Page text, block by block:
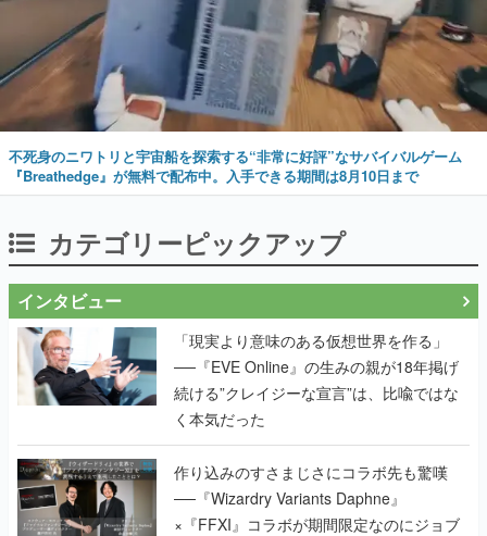
不死身のニワトリと宇宙船を探索する“非常に好評”なサバイバルゲーム
『Breathedge』が無料で配布中。入手できる期間は8月10日まで
カテゴリーピックアップ
インタビュー
「現実より意味のある仮想世界を作る」
──『EVE Online』の生みの親が18年掲げ
続ける”クレイジーな宣言”は、比喩ではな
く本気だった
作り込みのすさまじさにコラボ先も驚嘆
──『Wizardry Variants Daphne』
×『FFXI』コラボが期間限定なのにジョブ